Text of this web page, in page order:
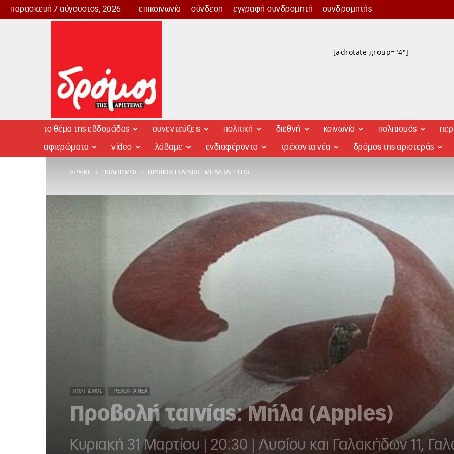
παρασκευή 7 αύγουστος, 2026 επικοινωνία σύνδεση εγγραφή συνδρομητή συνδρομητής
Δρόμος
[adrotate group="4"]
το θέμα της εβδομάδας συνεντεύξεις πολιτική διεθνή κοινωνία πολιτισμός
αφιερώματα video λάβαμε ενδιαφέροντα τρέχοντα νέα δρόμος της αριστεράς
ΑΡΧΙΚΉ ΠΟΛΙΤΙΣΜΌΣ ΠΡΟΒΟΛΉ ΤΑΙΝΊΑΣ: ΜΉΛΑ (APPLES)
ΠΟΛΙΤΙΣΜΌΣ ΤΡΈΧΟΝΤΑ ΝΈΑ
Προβολή ταινίας: Μήλα (Apples)
Κυριακή 31 Μαρτίου | 20:30 | Λυσίου και Γαλακήδων 11,